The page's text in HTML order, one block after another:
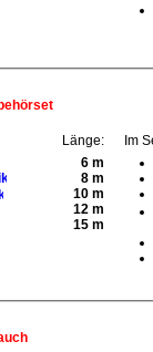
Länge:
6 m
8 m
10 m
12 m
15 m
Im